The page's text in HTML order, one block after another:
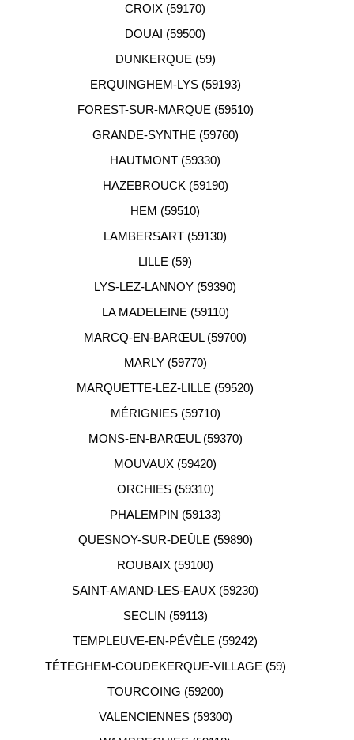
CROIX (59170)
DOUAI (59500)
DUNKERQUE (59)
ERQUINGHEM-LYS (59193)
FOREST-SUR-MARQUE (59510)
GRANDE-SYNTHE (59760)
HAUTMONT (59330)
HAZEBROUCK (59190)
HEM (59510)
LAMBERSART (59130)
LILLE (59)
LYS-LEZ-LANNOY (59390)
LA MADELEINE (59110)
MARCQ-EN-BARŒUL (59700)
MARLY (59770)
MARQUETTE-LEZ-LILLE (59520)
MÉRIGNIES (59710)
MONS-EN-BARŒUL (59370)
MOUVAUX (59420)
ORCHIES (59310)
PHALEMPIN (59133)
QUESNOY-SUR-DEÛLE (59890)
ROUBAIX (59100)
SAINT-AMAND-LES-EAUX (59230)
SECLIN (59113)
TEMPLEUVE-EN-PÉVÈLE (59242)
TÉTEGHEM-COUDEKERQUE-VILLAGE (59)
TOURCOING (59200)
VALENCIENNES (59300)